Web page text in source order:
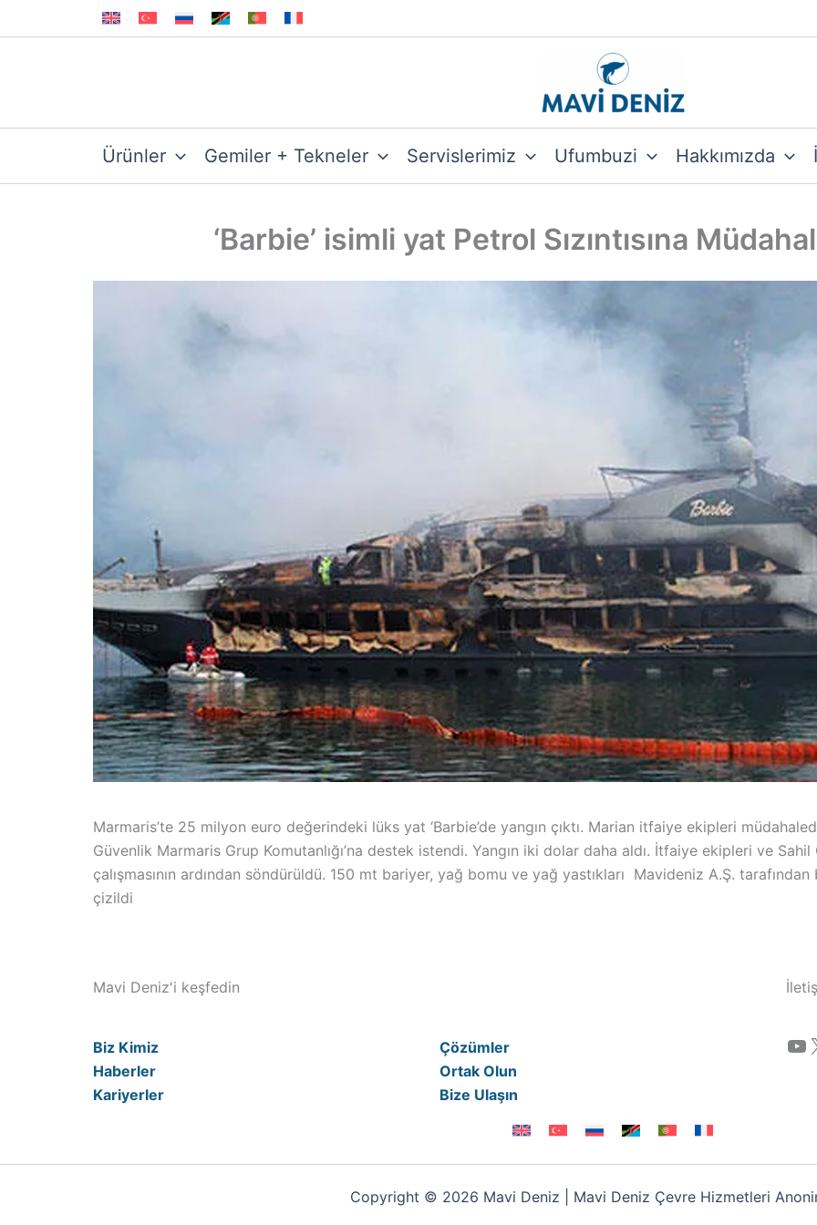
atla
Ürünler Gemiler + Tekneler Servislerimiz Ufumbuzi Hakkımızda
‘Barbie’ isimli yat Petrol Sızıntısına
Marmaris’te 25 milyon euro değerindeki lüks yat ‘Barbie’de yangın çıktı. Marian itfaiye ekipleri
Güvenlik Marmaris Grup Komutanlığı’na destek istendi. Yangın iki dolar daha aldı. İtfaiye ekipleri ve
çalışmasının ardından söndürüldü. 150 mt bariyer, yağ bomu ve yağ yastıkları Mavideniz A.Ş. tarafından
çizildi
Mavi Deniz'i keşfedin
Biz Kimiz
Haberler
Kariyerler
Çözümler
Ortak Olun
Bize Ulaşın
YouTube
Copyright © 2026 Mavi Deniz | Mavi Deniz Çevre Hizmetleri